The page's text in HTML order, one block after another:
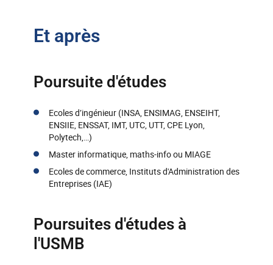
Et après
Poursuite d'études
Ecoles d’ingénieur (INSA, ENSIMAG, ENSEIHT,
ENSIIE, ENSSAT, IMT, UTC, UTT, CPE Lyon,
Polytech,…)
Master informatique, maths-info ou MIAGE
Ecoles de commerce, Instituts d'Administration des
Entreprises (IAE)
Poursuites d'études à
l'USMB